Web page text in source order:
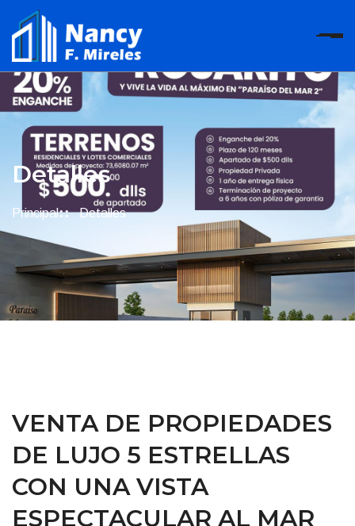
Detalles
Principal Detalles
VENTA DE PROPIEDADES
DE LUJO 5 ESTRELLAS
CON UNA VISTA
ESPECTACULAR AL MAR